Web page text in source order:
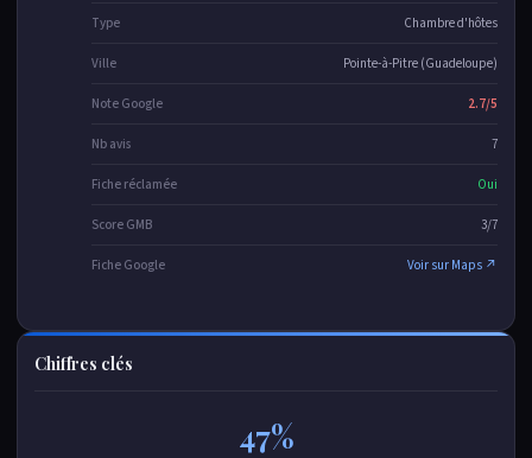
Type Chambre d'hôtes
Ville Pointe-à-Pitre (Guadeloupe)
Note Google 2.7/5
Nb avis 7
Fiche réclamée Oui
Score GMB 3/7
Fiche Google Voir sur Maps ↗
Chiffres clés
47%